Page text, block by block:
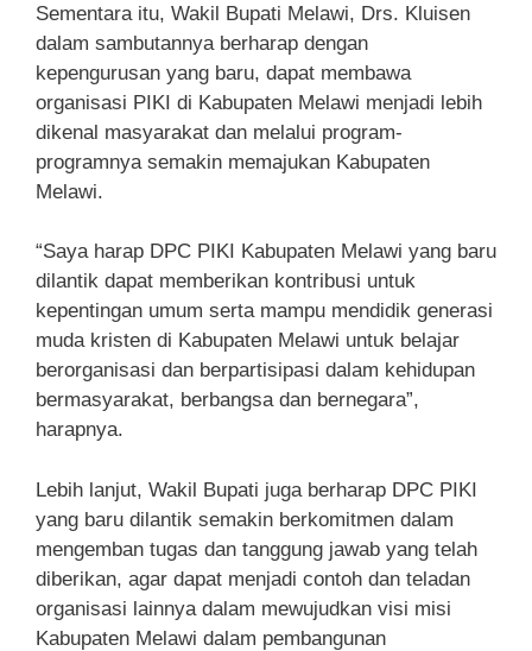
Sementara itu, Wakil Bupati Melawi, Drs. Kluisen
dalam sambutannya berharap dengan
kepengurusan yang baru, dapat membawa
organisasi PIKI di Kabupaten Melawi menjadi lebih
dikenal masyarakat dan melalui program-
programnya semakin memajukan Kabupaten
Melawi.
“Saya harap DPC PIKI Kabupaten Melawi yang baru
dilantik dapat memberikan kontribusi untuk
kepentingan umum serta mampu mendidik generasi
muda kristen di Kabupaten Melawi untuk belajar
berorganisasi dan berpartisipasi dalam kehidupan
bermasyarakat, berbangsa dan bernegara”,
harapnya.
Lebih lanjut, Wakil Bupati juga berharap DPC PIKI
yang baru dilantik semakin berkomitmen dalam
mengemban tugas dan tanggung jawab yang telah
diberikan, agar dapat menjadi contoh dan teladan
organisasi lainnya dalam mewujudkan visi misi
Kabupaten Melawi dalam pembangunan